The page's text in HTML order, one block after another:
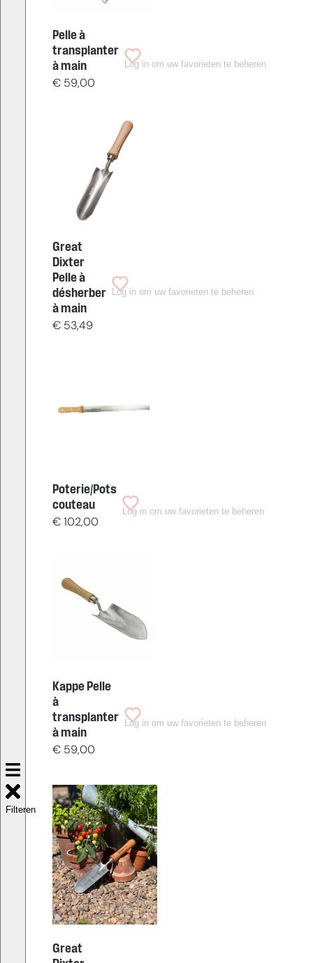
Filteren
Pelle à
transplanter
à main
€59,00
Log in om uw favorieten te beheren
Great
Dixter
Pelle à
désherber
à main
€53,49
Log in om uw favorieten te beheren
Poterie/Pots
couteau
€102,00
Log in om uw favorieten te beheren
Kappe Pelle
à
transplanter
à main
€59,00
Log in om uw favorieten te beheren
Great